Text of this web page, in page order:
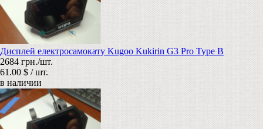
Дисплей електросамокату Kugoo Kukirin G3 Pro Type B
2684 грн./шт.
61.00 $ / шт.
в наличии